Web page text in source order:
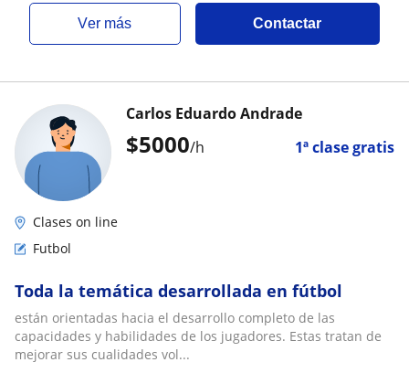
ver más Contactar
$5000/h 1ª clase gratis
Carlos Eduardo Andrade
Clases on line
Futbol
Toda la temática desarrollada en fútbol
están orientadas hacia el desarrollo completo de las
capacidades y habilidades de los jugadores. Estas tratan de
mejorar sus cualidades vol...